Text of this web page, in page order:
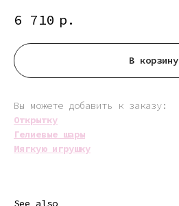
6 710 р.
В корзину
Вы можете добавить к заказу:
Открытку
Гелиевые шары
Мягкую игрушку
See also